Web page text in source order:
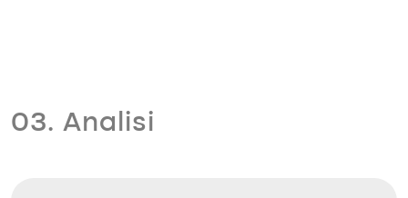
03. Analisi